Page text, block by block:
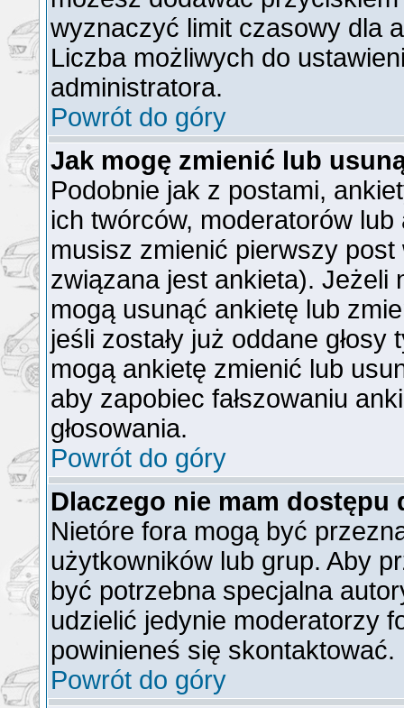
wyznaczyć limit czasowy dla
Liczba możliwych do
administratora.
Powrót do góry
Jak mogę zmienić lub
Podobnie jak z postami,
ich twórców, moderatorów
musisz zmienić pierwszy
związana jest ankieta). Jeżeli
mogą usunąć ankietę lub
jeśli zostały już oddane
mogą ankietę zmienić lub
aby zapobiec fałszowaniu
głosowania.
Powrót do góry
Dlaczego nie mam dostępu
Nietóre fora mogą być
użytkowników lub grup. Aby
być potrzebna specjalna
udzielić jedynie moderatorzy
powinieneś się skontaktować.
Powrót do góry